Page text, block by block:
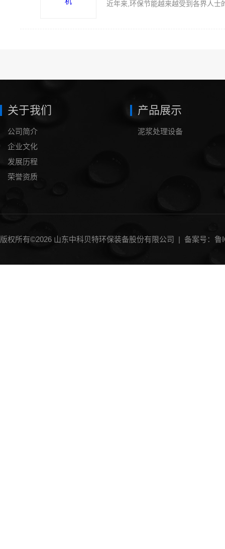
关于我们
公司简介
企业文化
发展历程
荣誉资质
产品展示
泥浆处理设备
版权所有©2026 山东中科贝特环保装备股份有限公司 | 备案号：鲁